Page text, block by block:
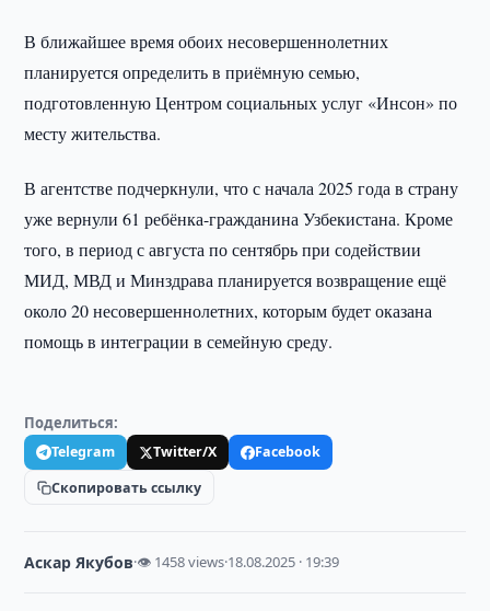
В ближайшее время обоих несовершеннолетних
планируется определить в приёмную семью,
подготовленную Центром социальных услуг «Инсон» по
месту жительства.
В агентстве подчеркнули, что с начала 2025 года в страну
уже вернули 61 ребёнка-гражданина Узбекистана. Кроме
того, в период с августа по сентябрь при содействии
МИД, МВД и Минздрава планируется возвращение ещё
около 20 несовершеннолетних, которым будет оказана
помощь в интеграции в семейную среду.
Поделиться:
Telegram Twitter/X
Facebook
Скопировать ссылку
Аскар Якубов·👁 1458 views·18.08.2025 · 19:39